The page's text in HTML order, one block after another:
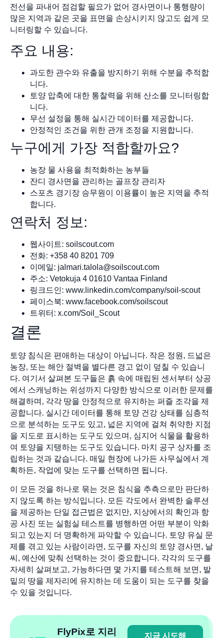
전선을 파내어 점검할 필요가 없어 경사면이나 통행량이
많은 지역과 같은 곳을 표면을 손상시키지 않고도 쉽게 모
니터링할 수 있습니다.
주요 내용:
과도한 관수와 유출을 방지하기 위해 수분을 추적합
니다.
토양 압축에 대한 통찰력을 위해 산소를 모니터링합
니다.
무선 설정을 통해 실시간 데이터를 제공합니다.
안정적인 조건을 위한 관개 조정을 지원합니다.
누구에게 가장 적합할까요?
농장 물 사용을 최적화하는 농부들
잔디 경사면을 관리하는 골프장 관리자
스포츠 경기장 승무원이 이용률이 높은 지역을 추적
합니다.
연락처 정보:
웹사이트: soilscout.com
전화: +358 40 8201 709
이메일: jalmari.talola@soilscout.com
주소: Vetokuja 4 01610 Vantaa Finland
링크드인: www.linkedin.com/company/soil-scout
페이스북: www.facebook.com/soilscout
트위터: x.com/Soil_Scout
결론
토양 침식은 편애하는 대상이 아닙니다. 작은 정원, 드넓은
농장, 또는 해안 절벽을 별다른 경고 없이 덮칠 수 있습니
다. 여기서 살펴본 도구들은 흙 속에 매립된 센서부터 상공
에서 스캐닝하는 위성까지 다양한 방식으로 이러한 문제를
해결하며, 각각 땅을 안정적으로 유지하는 퍼즐 조각을 제
공합니다. 실시간 데이터를 통해 토양 건강 상태를 심층적
으로 분석하는 도구도 있고, 넓은 지역에 걸쳐 취약한 지점
을 지도로 표시하는 도구도 있으며, 심지어 식물을 활용하
여 토양을 지탱하는 도구도 있습니다. 마치 공구 상자를 조
립하는 것과 같습니다. 매일 현장에 나가든 사무실에서 계
획하든, 작업에 맞는 도구를 선택하면 됩니다.
이 모든 것을 하나로 묶는 것은 침식을 추측으로만 판단하
지 않도록 하는 방식입니다. 모든 각도에서 완벽한 솔루션
을 제공하는 단일 접근법은 없지만, 지상에서의 확인과 항
공 사진 또는 실험실 테스트를 병행하면 어떤 부분이 악화
되고 있는지 더 명확하게 파악할 수 있습니다. 토양 유실 문
제를 겪고 있는 사람이라면, 도구를 자신의 토양 경사면, 날
씨, 예산에 맞춰 선택하는 것이 중요합니다. 각각의 도구를
자세히 살펴보고, 가능하다면 몇 가지를 테스트해 보면, 발
밑의 땅을 제자리에 유지하는 데 도움이 되는 도구를 찾을
수 있을 것입니다.
FlyPix로 지리 지금 시도해